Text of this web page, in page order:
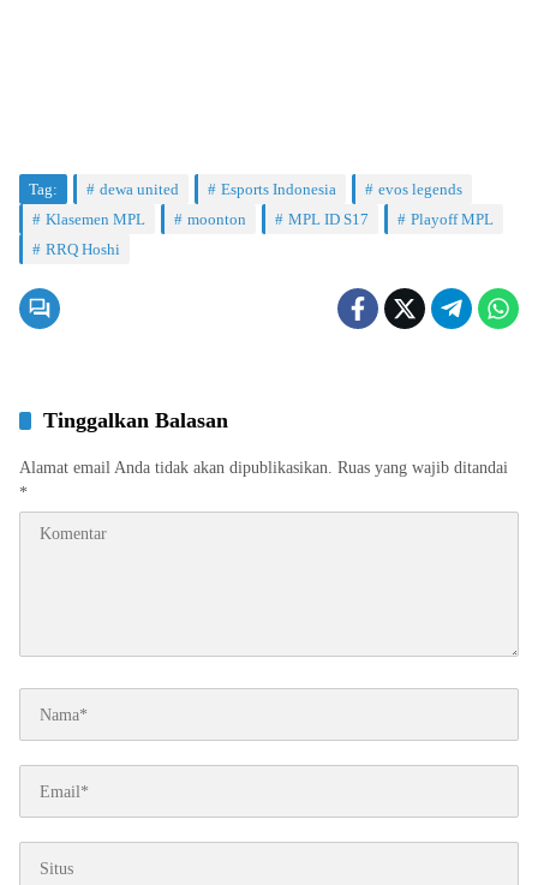
Tag: dewa united Esports Indonesia
evos legends
Klasemen MPL
moonton MPL ID S17
Playoff MPL
RRQ Hoshi
Tinggalkan Balasan
Alamat email Anda tidak akan dipublikasikan. Ruas yang wajib ditandai
*